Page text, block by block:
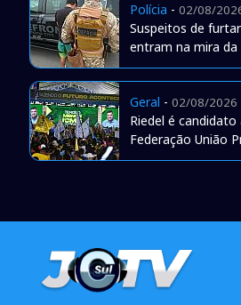
Polícia - 02/08/
Suspeitos de
entram na mira
Geral - 02/08/2026
Riedel é
Federação União